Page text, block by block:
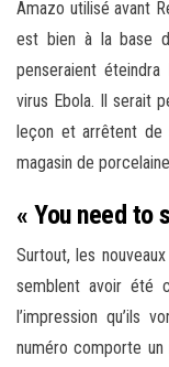
Amazo utilisé avant
est bien à la base
penseraient
virus Ebola. Il serait
leçon et arrêtent de
magasin de
«You need to
Surtout, les
semblent avoir été
l’impression qu’ils
numéro comporte